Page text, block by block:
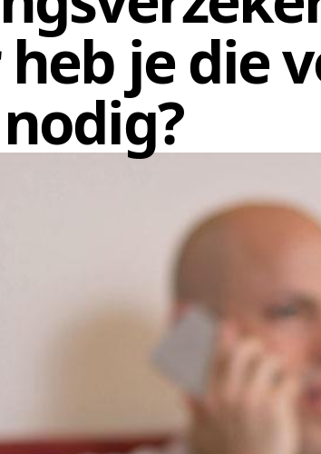
je die
nodig?